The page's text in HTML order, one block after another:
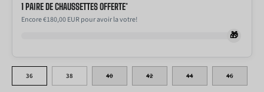
1 PAIRE DE CHAUSSETTES OFFERTE*
Encore €180,00 EUR pour avoir la votre!
🎁
TAILLE
36 38 40 42 44 46